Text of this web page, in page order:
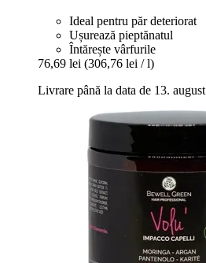
Ideal pentru păr deteriorat
Ușurează pieptănatul
Întărește vârfurile
76,69 lei (306,76 lei / l)
Livrare până la data de 13. august